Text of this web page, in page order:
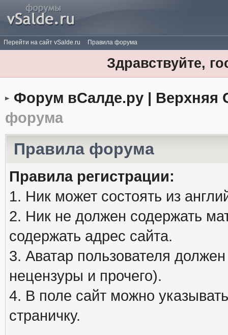
Перейти на сайт vSalde.ru Правила форума
Здравствуйте,
Форум вСалде.ру | Верхняя
форума
Правила форума
Правила регистрации:
1. Ник может состоять из
2. Ник не должен содержать
содержать адрес сайта.
3. Аватар пользователя
нецензуры и прочего).
4. В поле сайт можно
страничку.